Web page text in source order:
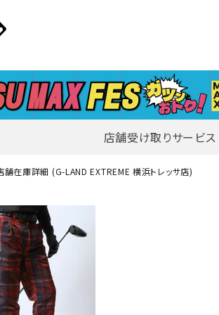
店舗受け取りサービス
イン
舗在庫詳細 (G-LAND EXTREME 横浜トレッサ店)